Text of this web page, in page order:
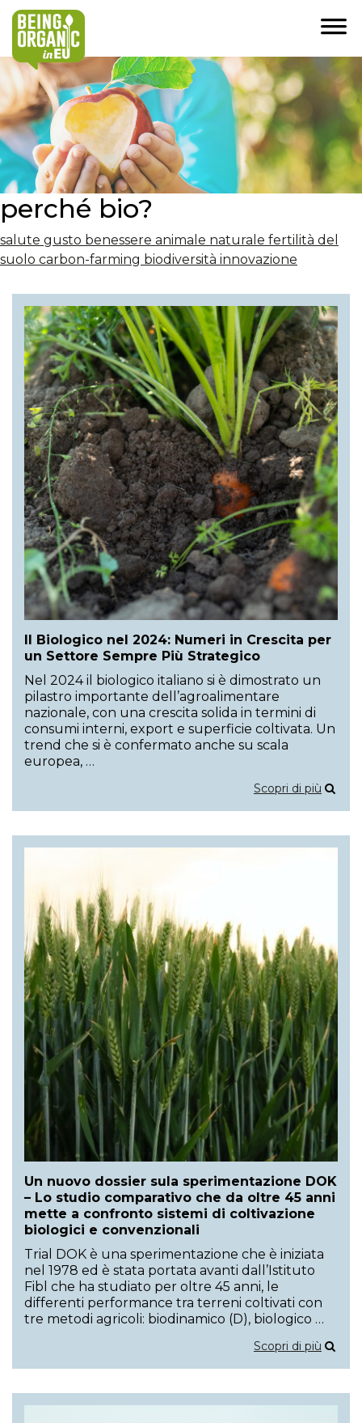
perché bio?
salute gusto benessere animale naturale fertilità del
suolo carbon-farming biodiversità innovazione
Il Biologico nel 2024: Numeri in Crescita per
un Settore Sempre Più Strategico
Nel 2024 il biologico italiano si è dimostrato un
pilastro importante dell’agroalimentare
nazionale, con una crescita solida in termini di
consumi interni, export e superficie coltivata. Un
trend che si è confermato anche su scala
europea, …
Scopri di più
Un nuovo dossier sula sperimentazione DOK
– Lo studio comparativo che da oltre 45 anni
mette a confronto sistemi di coltivazione
biologici e convenzionali
Trial DOK è una sperimentazione che è iniziata
nel 1978 ed è stata portata avanti dall’Istituto
Fibl che ha studiato per oltre 45 anni, le
differenti performance tra terreni coltivati con
tre metodi agricoli: biodinamico (D), biologico …
Scopri di più